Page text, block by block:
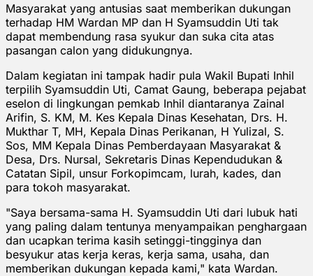
Masyarakat yang antusias saat memberikan dukungan
terhadap HM Wardan MP dan H Syamsuddin Uti tak
dapat membendung rasa syukur dan suka cita atas
pasangan calon yang didukungnya.
Dalam kegiatan ini tampak hadir pula Wakil Bupati Inhil
terpilih Syamsuddin Uti, Camat Gaung, beberapa pejabat
eselon di lingkungan pemkab Inhil diantaranya Zainal
Arifin, S. KM, M. Kes Kepala Dinas Kesehatan, Drs. H.
Mukthar T, MH, Kepala Dinas Perikanan, H Yulizal, S.
Sos, MM Kepala Dinas Pemberdayaan Masyarakat &
Desa, Drs. Nursal, Sekretaris Dinas Kependudukan &
Catatan Sipil, unsur Forkopimcam, lurah, kades, dan
para tokoh masyarakat.
"Saya bersama-sama H. Syamsuddin Uti dari lubuk hati
yang paling dalam tentunya menyampaikan penghargaan
dan ucapkan terima kasih setinggi-tingginya dan
besyukur atas kerja keras, kerja sama, usaha, dan
memberikan dukungan kepada kami," kata Wardan.